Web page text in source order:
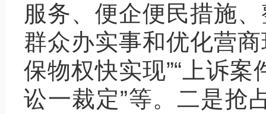
服务、便企便民措施
群众办实事和优化营商
保物权快实现”“上诉案
讼一裁定”等。二是抢